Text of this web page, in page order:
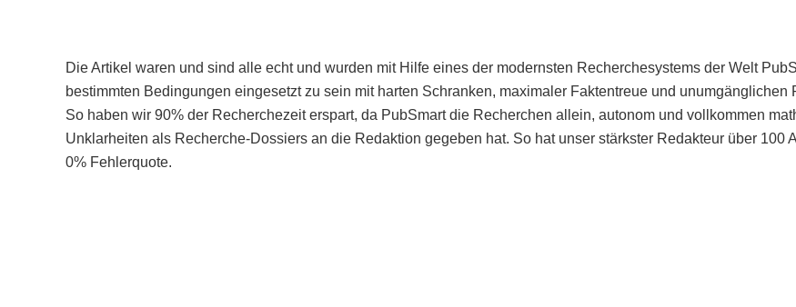
Die Artikel waren und sind alle echt und wurden mit Hilfe eines der modernsten Recherchesystems der Welt
bestimmten Bedingungen eingesetzt zu sein mit harten Schranken, maximaler Faktentreue und
So haben wir 90% der Recherchezeit erspart, da PubSmart die Recherchen allein, autonom und vollkommen
Unklarheiten als Recherche-Dossiers an die Redaktion gegeben hat. So hat unser stärkster Redakteur über 100
0% Fehlerquote.